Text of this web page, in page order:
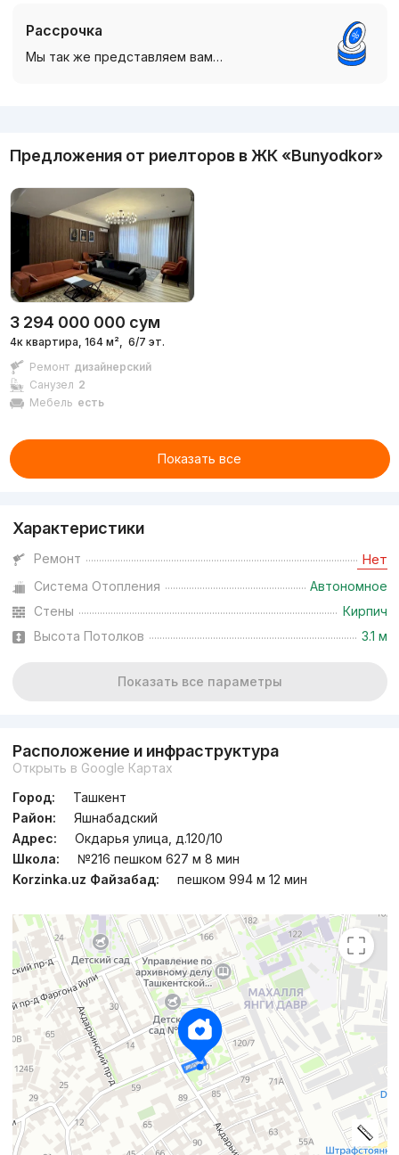
Рассрочка
Мы так же представляем вам…
Предложения от риелторов в ЖК «Bunyodkor»
3 294 000 000 сум
4к квартира, 164 м², 6/7 эт.
Ремонт дизайнерский
Санузел 2
Мебель есть
Показать все
Характеристики
Ремонт Нет
Система Отопления
Автономное
Стены
Кирпич
Высота Потолков
3.1 м
Показать все параметры
Расположение и инфраструктура
Открыть в Google Картах
Город:
Ташкент
Район:
Яшнабадский
Адрес:
Окдарья улица, д.120/10
Школа:
№216 пешком 627 м 8 мин
Korzinka.uz Файзабад:
пешком 994 м 12 мин